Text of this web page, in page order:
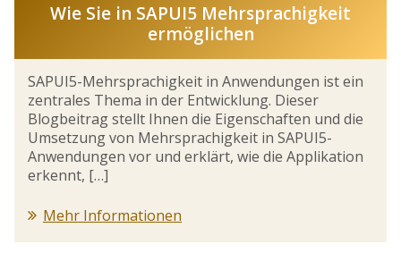
Wie Sie in SAPUI5 Mehrsprachigkeit
ermöglichen
SAPUI5-Mehrsprachigkeit in Anwendungen ist ein
zentrales Thema in der Entwicklung. Dieser
Blogbeitrag stellt Ihnen die Eigenschaften und die
Umsetzung von Mehrsprachigkeit in SAPUI5-
Anwendungen vor und erklärt, wie die Applikation
erkennt, […]
Mehr Informationen